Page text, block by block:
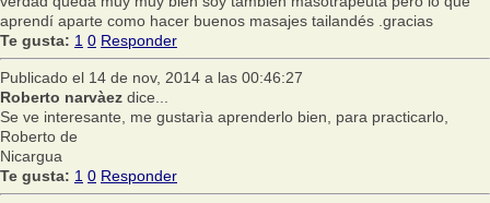
aprendí aparte como hacer buenos masajes tailandés .gracias
Te gusta: 1 0 Responder
Publicado el 14 de nov, 2014 a las 00:46:27
Roberto narvàez dice...
Se ve interesante, me gustarìa aprenderlo bien, para practicarlo,
Roberto de
Nicargua
Te gusta: 1 0 Responder